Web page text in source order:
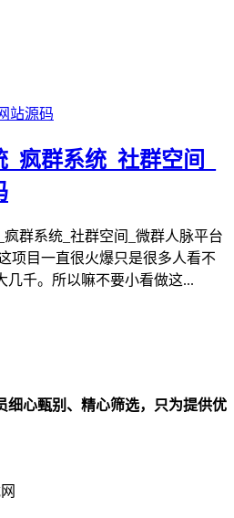
站源码
疯群系统_社群空间_
群系统_社群空间_微群人脉平台
项目一直很火爆只是很多人看不
几千。所以嘛不要小看做这...
细心甄别、精心筛选，只为提供优